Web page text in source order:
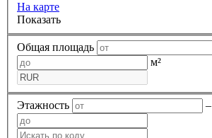
На карте
Показать
Общая площадь
м²
Этажность –